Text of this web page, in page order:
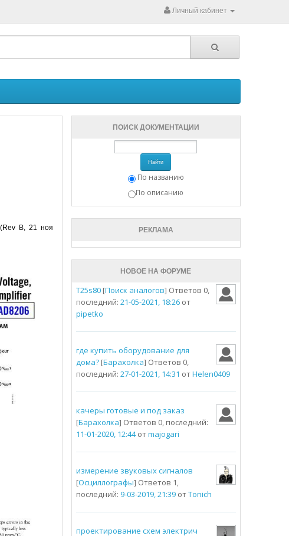
Личный кабинет
B, 21 ноя
ПОИСК ДОКУМЕНТАЦИИ
Найти
По названию
По описанию
РЕКЛАМА
НОВОЕ НА ФОРУМЕ
T25s80[Поиск аналогов] Ответов 0,
последний: 21-05-2021, 18:26от
pipetko
где купить оборудование для
дома?[Барахолка] Ответов 0,
последний: 27-01-2021, 14:31 отHelen0409
качеры готовые и под заказ
[Барахолка] Ответов 0, последний:
11-01-2020, 12:44отmajogari
измерение звуковых сигналов
[Осциллографы] Ответов 1,
последний: 9-03-2019, 21:39отTonich
проектирование схем электрич